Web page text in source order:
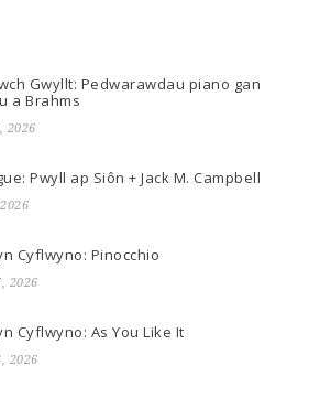
Gwyllt: Pedwarawdau piano gan
a Brahms
2026
Pwyll ap Siôn + Jack M. Campbell
Cyflwyno: Pinocchio
2026
Cyflwyno: As You Like It
2026